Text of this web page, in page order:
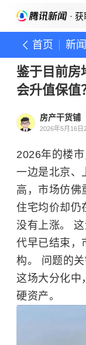
·
首页 新闻
鉴于目前房
会升值保值
房产干货铺
2026年5月16日
2026年的楼市
一边是北京、
高，市场仿佛
住宅均价却仍
没有上涨。
代早已结束，
构。 问题的
这场大分化中
硬资产。